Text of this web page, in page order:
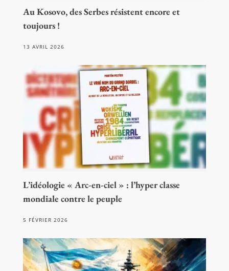
Au Kosovo, des Serbes résistent encore et
toujours !
13 AVRIL 2026
L’idéologie « Arc-en-ciel » : l’hyper classe
mondiale contre le peuple
5 FÉVRIER 2026